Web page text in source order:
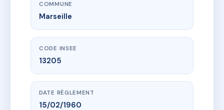
COMMUNE
Marseille
CODE INSEE
13205
DATE RÈGLEMENT
15/02/1960